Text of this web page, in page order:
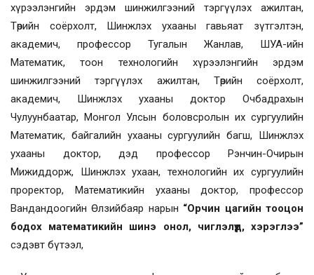
хүрээлэнгийн эрдэм шинжилгээний тэргүүлэх ажилтан,
Төрийн соёрхолт, Шинжлэх ухааны гавьяат зүтгэлтэн,
академич, профессор Тугалын Жанлав, ШУА-ийн
Математик, тоон технологийн хүрээлэнгийн эрдэм
шинжилгээний тэргүүлэх ажилтан, Төрийн соёрхолт,
академич, Шинжлэх ухааны доктор Очбадрахын
Чулуунбаатар, Монгол Улсын боловсролын их сургуулийн
Математик, байгалийн ухааны сургуулийн багш, Шинжлэх
ухааны доктор, дэд профессор Рэнчин-Очирын
Мижиддорж, Шинжлэх ухаан, технологийн их сургуулийн
проректор, Математикийн ухааны доктор, профессор
Вандандоогийн Өлзийбаяр нарын “Орчин цагийн тооцон
бодох математикийн шинэ онол, чиглэлүүд, хэрэглээ”
сэдэвт бүтээл,